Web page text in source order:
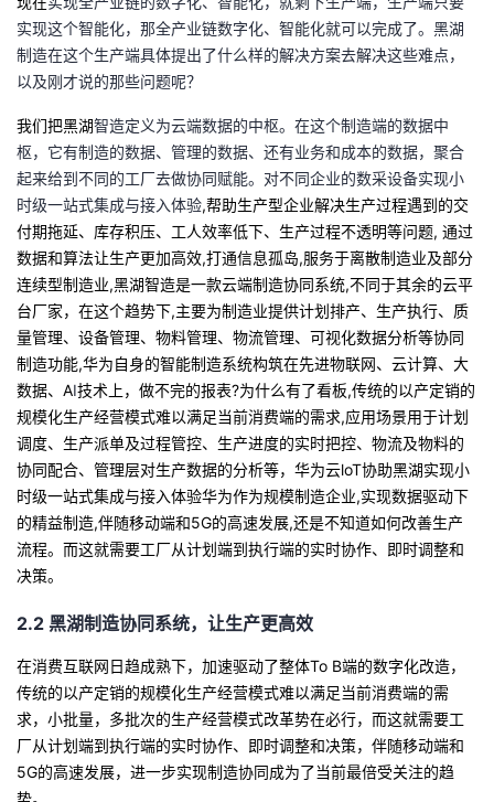
实现这个智能化，那全产业链数字化、智能化就可以完成了。黑湖
制造在这个生产端具体提出了什么样的解决方案去解决这些难点，
以及刚才说的那些问题呢？
我们把黑湖智造定义为云端数据的中枢。在这个制造端的数据中
枢，它有制造的数据、管理的数据、还有业务和成本的数据，聚合
起来给到不同的工厂去做协同赋能。对不同企业的数采设备实现小
时级一站式集成与接入体验,帮助生产型企业解决生产过程遇到的交
付期拖延、库存积压、工人效率低下、生产过程不透明等问题, 通过
数据和算法让生产更加高效,打通信息孤岛,服务于离散制造业及部分
连续型制造业,黑湖智造是一款云端制造协同系统,不同于其余的云平
台厂家，在这个趋势下,主要为制造业提供计划排产、生产执行、质
量管理、设备管理、物料管理、物流管理、可视化数据分析等协同
制造功能,华为自身的智能制造系统构筑在先进物联网、云计算、大
数据、 AI技术上，做不完的报表?为什么有了看板,传统的以产定销的
规模化生产经营模式难以满足当前消费端的需求,应用场景用于计划
调度、生产派单及过程管控、生产进度的实时把控、物流及物料的
协同配合、管理层对生产数据的分析等，华为云loT协助黑湖实现小
时级一站式集成与接入体验华为作为规模制造企业,实现数据驱动下
的精益制造,伴随移动端和5G的高速发展,还是不知道如何改善生产
流程。而这就需要工厂从计划端到执行端的实时协作、即时调整和
决策。
2.2 黑湖制造协同系统，让生产更高效
在消费互联网日趋成熟下，加速驱动了整体To B端的数字化改造，
传统的以产定销的规模化生产经营模式难以满足当前消费端的需
求，小批量，多批次的生产经营模式改革势在必行，而这就需要工
厂从计划端到执行端的实时协作、即时调整和决策，伴随移动端和
5G的高速发展，进一步实现制造协同成为了当前最倍受关注的趋
势。